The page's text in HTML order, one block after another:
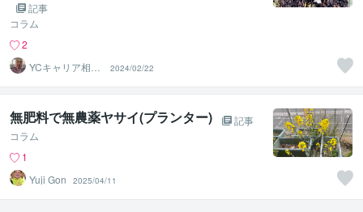
記事
コラム
2
YCキャリア相談
2024/02/22
無肥料で無農薬ヤサイ(プランター)
記事
コラム
1
Yuji Gon
2025/04/11